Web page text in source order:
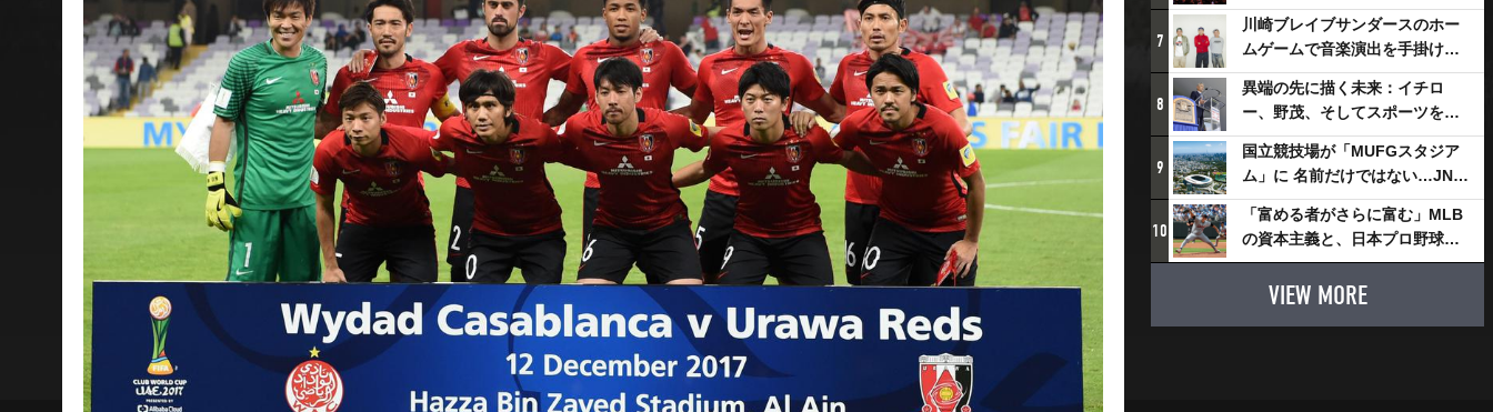
式大相撲
7
川崎ブレイブサンダースのホー
ムゲームで音楽演出を手掛ける
スチャダラパーが川崎新！アリ
ーナシティ・プロジェクトを語
る 「楽しみでしかないでしょ。
川崎は、ずっと成長曲線だか
ら」
8
異端の先に描く未来：イチロ
ー、野茂、そしてスポーツを支
える科学界の挑戦
9
国立競技場が「MUFGスタジア
ム」に 名前だけではない…JNSE
とMUFGが“共創”し描く地域活
性化・社会価値創造の近未来図
とは
10
「富める者がさらに富む」MLB
の資本主義と、日本プロ野球が
踏み出せない一歩
VIEW MORE